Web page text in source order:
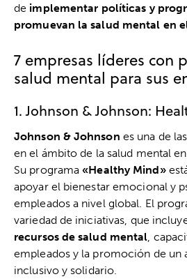
de implementar políticas y
promuevan la salud mental en
7 empresas líderes con
salud mental para sus
1. Johnson & Johnson:
Johnson & Johnson es una de
en el ámbito de la salud mental
Su programa«Healthy Mind»
apoyar el bienestar emocional y
empleados a nivel global. El
variedad de iniciativas, que
recursos de salud mental ,
empleados y la promoción de un
inclusivo y solidario.